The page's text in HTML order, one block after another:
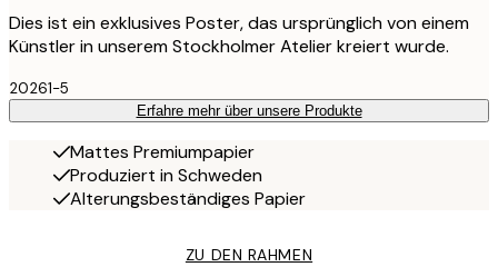
Dies ist ein exklusives Poster, das ursprünglich von einem
Künstler in unserem Stockholmer Atelier kreiert wurde.
20261-5
Erfahre mehr über unsere Produkte
Mattes Premiumpapier
Produziert in Schweden
Alterungsbeständiges Papier
ZU DEN RAHMEN